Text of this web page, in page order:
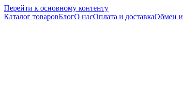
Перейти к основному контенту
Каталог товаровБлогО насОплата и доставкаОбмен и